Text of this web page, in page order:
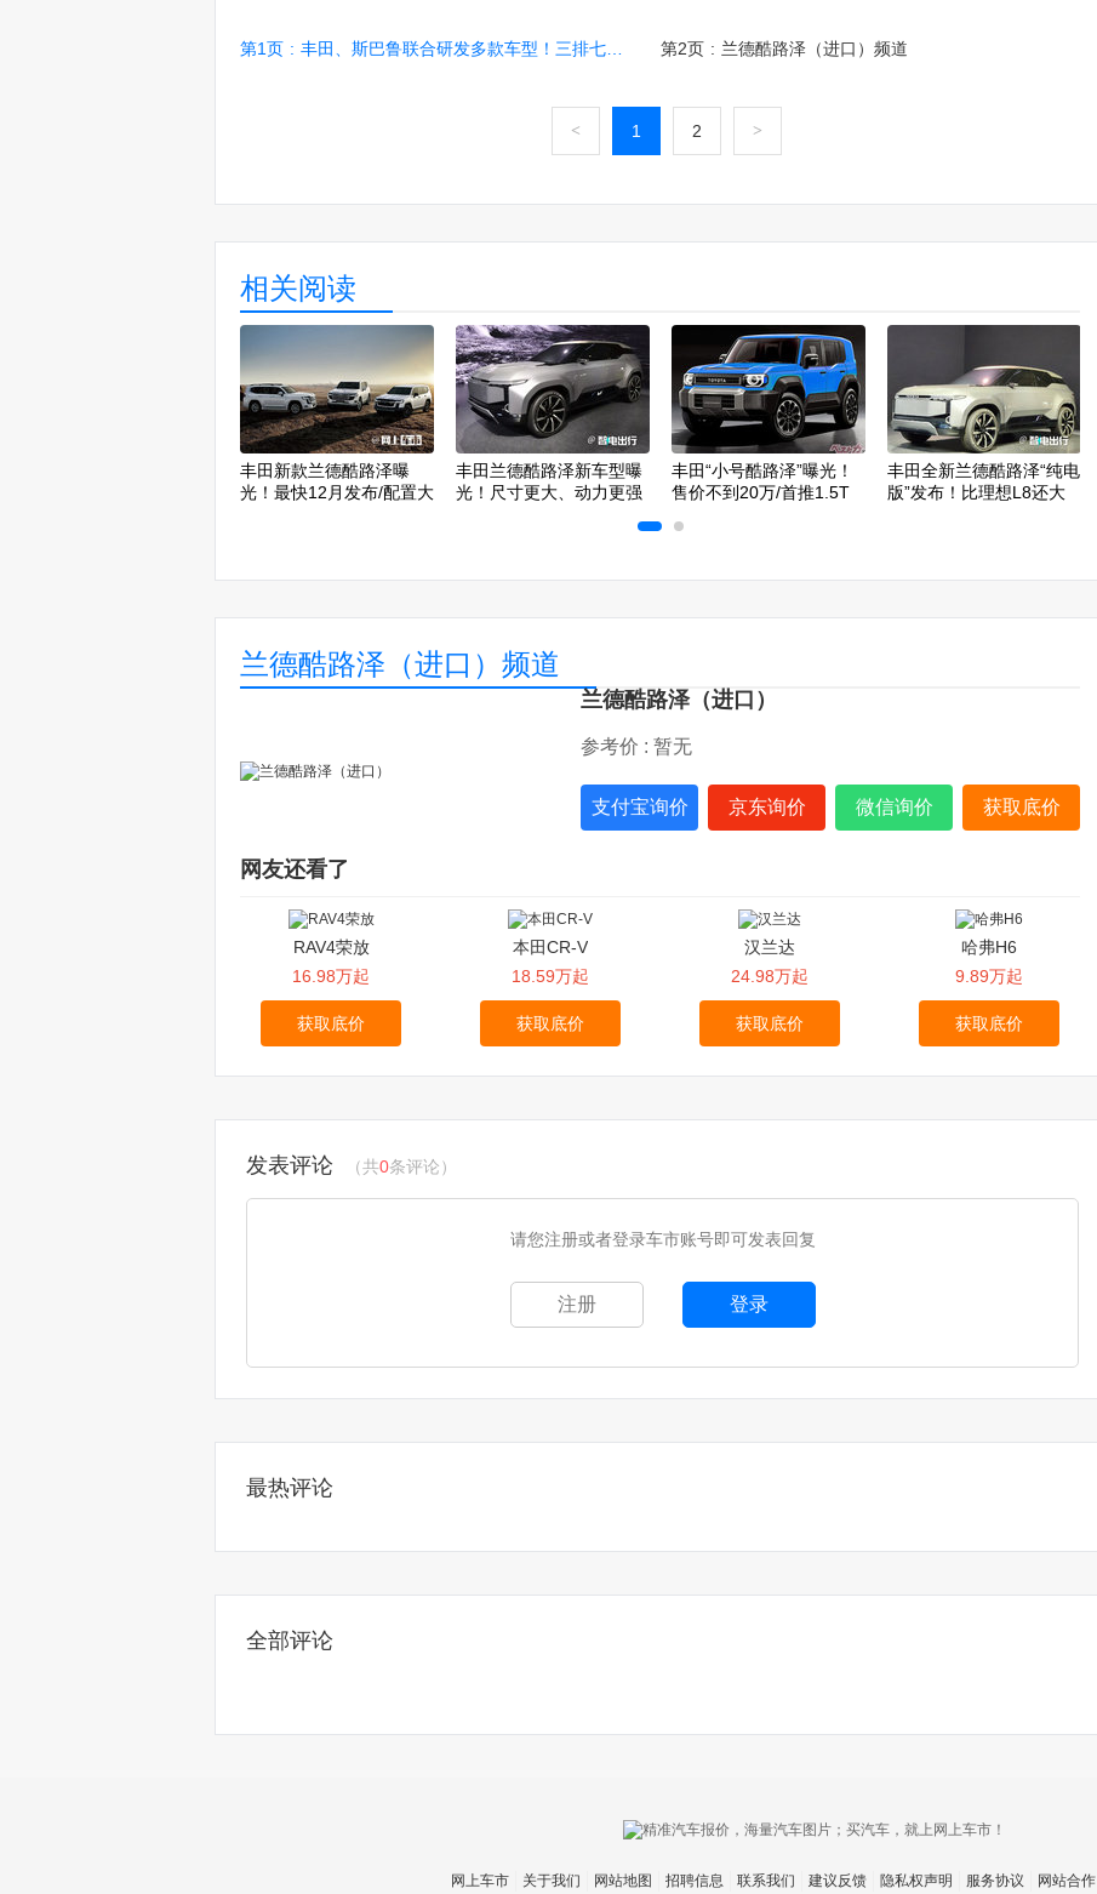
第1页 : 丰田、斯巴鲁联合研发多款车型！三排七座SUV将国产 第2页 : 兰德酷路泽（进口）频道
< 1 2 >
相关阅读
丰田新款兰德酷路泽曝
光！最快12月发布/配置大
丰田兰德酷路泽新车型曝
光！尺寸更大、动力更强
丰田“小号酷路泽”曝光！
售价不到20万/首推1.5T
丰田全新兰德酷路泽“纯电
版”发布！比理想L8还大
兰德酷路泽（进口）频道
兰德酷路泽（进口）
参考价 : 暂无
支付宝询价 京东询价 微信询价 获取底价
网友还看了
RAV4荣放
16.98万起
获取底价
本田CR-V
18.59万起
获取底价
汉兰达
24.98万起
获取底价
哈弗H6
9.89万起
获取底价
发表评论 （共0条评论）
请您注册或者登录车市账号即可发表回复
注册 登录
最热评论
全部评论
网上车市 关于我们 网站地图 招聘信息 联系我们 建议反馈 隐私权声明 服务协议 网站合作